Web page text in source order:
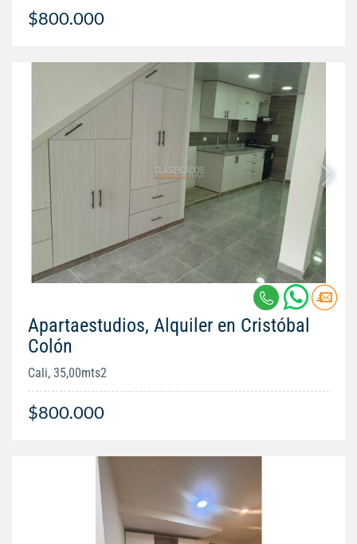
$800.000
Apartaestudios, Alquiler en Cristóbal
Colón
Cali, 35,00mts2
$800.000